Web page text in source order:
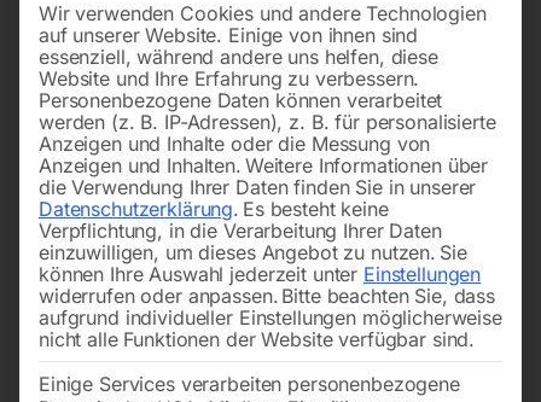
Wir verwenden Cookies und andere Technologien
auf unserer Website. Einige von ihnen sind
essenziell, während andere uns helfen, diese
Website und Ihre Erfahrung zu verbessern.
Personenbezogene Daten können verarbeitet
werden (z. B. IP-Adressen), z. B. für personalisierte
Anzeigen und Inhalte oder die Messung von
Anzeigen und Inhalten. Weitere Informationen über
die Verwendung Ihrer Daten finden Sie in unserer
Datenschutzerklärung. Es besteht keine
Verpflichtung, in die Verarbeitung Ihrer Daten
einzuwilligen, um dieses Angebot zu nutzen. Sie
können Ihre Auswahl jederzeit unter Einstellungen
widerrufen oder anpassen. Bitte beachten Sie, dass
aufgrund individueller Einstellungen möglicherweise
nicht alle Funktionen der Website verfügbar sind.
Einige Services verarbeiten personenbezogene